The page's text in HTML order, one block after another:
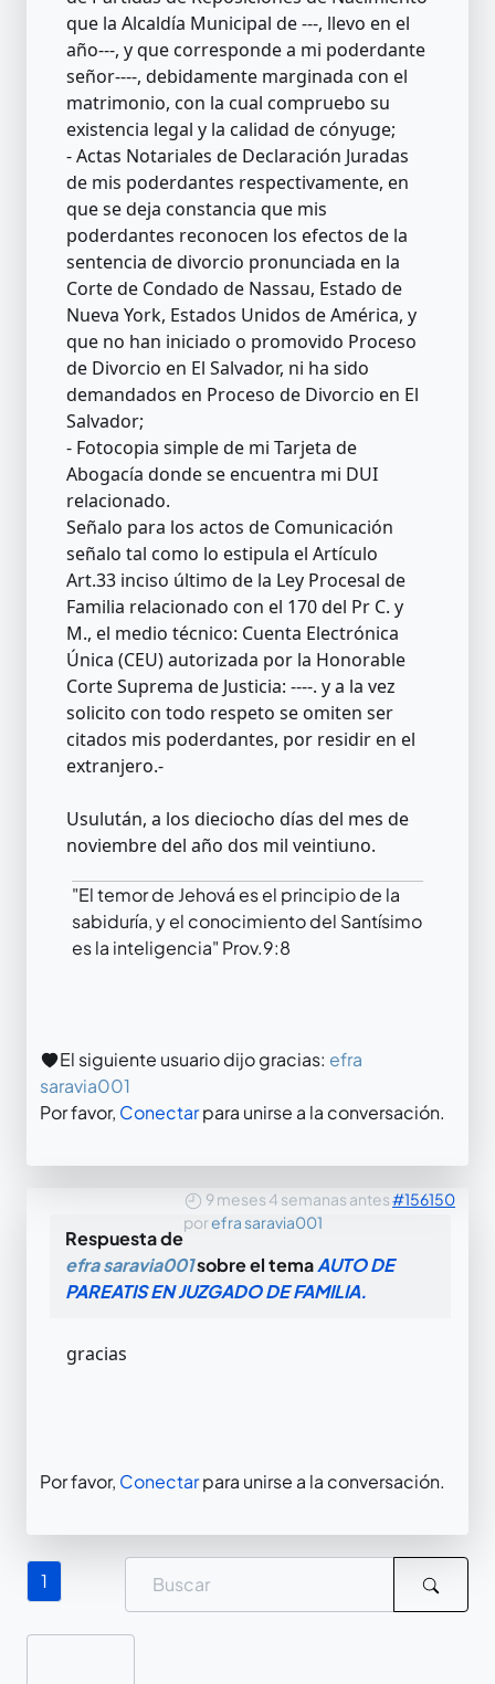
que la Alcaldía Municipal de ---, llevo en el
año---, y que corresponde a mi poderdante
señor----, debidamente marginada con el
matrimonio, con la cual compruebo su
existencia legal y la calidad de cónyuge;
- Actas Notariales de Declaración Juradas
de mis poderdantes respectivamente, en
que se deja constancia que mis
poderdantes reconocen los efectos de la
sentencia de divorcio pronunciada en la
Corte de Condado de Nassau, Estado de
Nueva York, Estados Unidos de América, y
que no han iniciado o promovido Proceso
de Divorcio en El Salvador, ni ha sido
demandados en Proceso de Divorcio en El
Salvador;
- Fotocopia simple de mi Tarjeta de
Abogacía donde se encuentra mi DUI
relacionado.
Señalo para los actos de Comunicación
señalo tal como lo estipula el Artículo
Art.33 inciso último de la Ley Procesal de
Familia relacionado con el 170 del Pr C. y
M., el medio técnico: Cuenta Electrónica
Única (CEU) autorizada por la Honorable
Corte Suprema de Justicia: ----. y a la vez
solicito con todo respeto se omiten ser
citados mis poderdantes, por residir en el
extranjero.-
Usulután, a los dieciocho días del mes de
noviembre del año dos mil veintiuno.
"El temor de Jehová es el principio de la
sabiduría, y el conocimiento del Santísimo
es la inteligencia" Prov.9:8
El siguiente usuario dijo gracias: efra
saravia001
Por favor, Conectarpara unirse a la conversación.
9 meses 4 semanas antes#156150
porefra saravia001
Respuesta de
efra saravia001sobre el temaAUTO DE
PAREATIS EN JUZGADO DE FAMILIA.
gracias
Por favor, Conectarpara unirse a la conversación.
1